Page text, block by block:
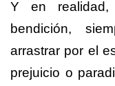
Y en realidad,
bendición,
arrastrar por el
prejuicio o